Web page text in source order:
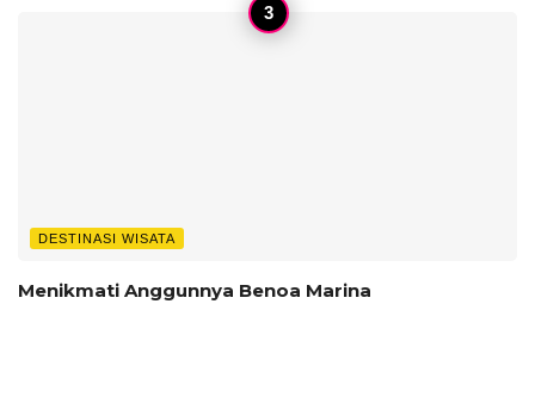
DESTINASI WISATA
Menikmati Anggunnya Benoa Marina